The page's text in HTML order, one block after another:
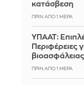
κατάσβεση
ΠΡΙΝ ΑΠΌ 1 ΜΈΡΑ
ΥΠΑΑΤ:
Περιφέρειες
βιοασφάλειας
ΠΡΙΝ ΑΠΌ 1 ΜΈΡΑ